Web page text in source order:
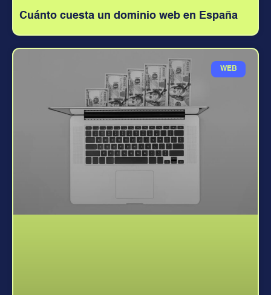
Cuánto cuesta un dominio web en España
WEB